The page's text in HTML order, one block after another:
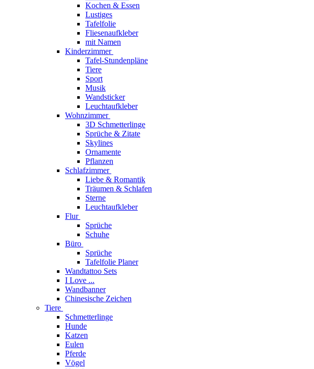
Kochen & Essen
Lustiges
Tafelfolie
Fliesenaufkleber
mit Namen
Kinderzimmer
Tafel-Stundenpläne
Tiere
Sport
Musik
Wandsticker
Leuchtaufkleber
Wohnzimmer
3D Schmetterlinge
Sprüche & Zitate
Skylines
Ornamente
Pflanzen
Schlafzimmer
Liebe & Romantik
Träumen & Schlafen
Sterne
Leuchtaufkleber
Flur
Sprüche
Schuhe
Büro
Sprüche
Tafelfolie Planer
Wandtattoo Sets
I Love ...
Wandbanner
Chinesische Zeichen
Tiere
Schmetterlinge
Hunde
Katzen
Eulen
Pferde
Vögel